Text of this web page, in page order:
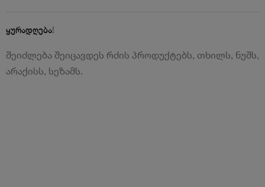
ყურადღება!
შეიძლება შეიცავდეს რძის პროდუქტებს, თხილს, ნუშს,
არაქისს, სეზამს.